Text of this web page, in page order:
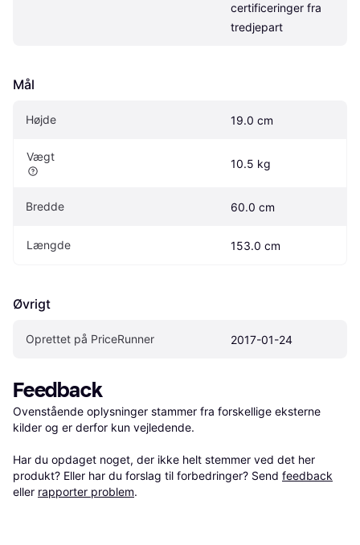
certificeringer fra
tredjepart
Mål
Højde 19.0 cm
Vægt
10.5 kg
Bredde 60.0 cm
Længde 153.0 cm
Øvrigt
Oprettet på PriceRunner 2017-01-24
Feedback
Ovenstående oplysninger stammer fra forskellige eksterne
kilder og er derfor kun vejledende.
Har du opdaget noget, der ikke helt stemmer ved det her
produkt? Eller har du forslag til forbedringer? Send feedback
eller rapporter problem.